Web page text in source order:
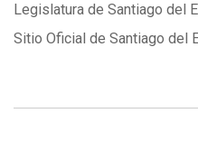
Legislatura de Santiago del
Sitio Oficial de Santiago del